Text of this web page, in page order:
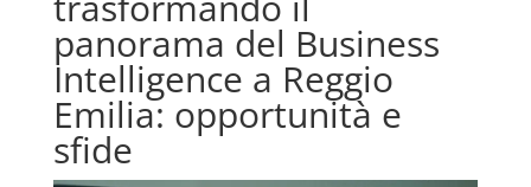
panorama del Business
Intelligence a Reggio
Emilia: opportunità e
sfide